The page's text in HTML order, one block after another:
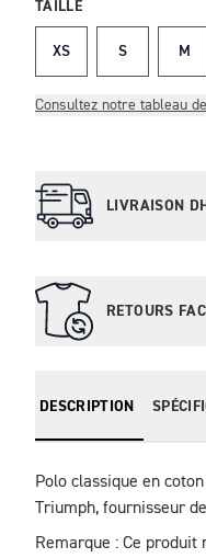
TAILLE
XS S M
Consultez notre tableau
LIVRAISON
RETOURS
DESCRIPTION
Polo classique en
Triumph, fournisseur
Remarque : Ce